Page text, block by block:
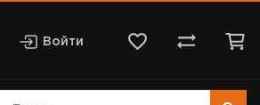
Войти